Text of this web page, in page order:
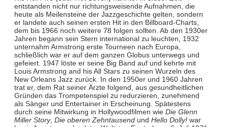
entstanden nicht nur richtungsweisende Aufnahmen, die
heute als Meilensteine der Jazzgeschichte gelten, sondern
er landete auch seinen ersten Hit in den Billboard-Charts,
dem bis 1966 noch weitere 78 folgen sollten. Ab den 1930er
Jahren begann sein Stern international zu leuchten, 1932
unternahm Armstrong erste Tourneen nach Europa,
schließlich war er auf dem ganzen Globus unterwegs und
gefeiert. 1947 löste er seine Big Band auf und kehrte mit
Louis Armstrong and his All Stars zu seinen Wurzeln des
New Orleans Jazz zurück. In den 1950er und 1960 Jahren
trat er, dem Rat seiner Ärzte folgend, aus gesundheitlichen
Gründen das Trompetenspiel zu redurzieren, zunehmend
als Sänger und Entertainer in Erscheinung. Spätestens
durch seine Mitwirkung in Hollywoodfilmen wie Die Glenn
Miller Story, Die oberen Zehntausendund Hello Dolly! war